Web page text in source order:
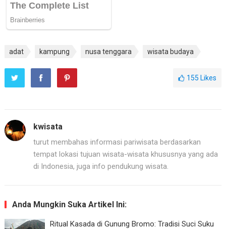
adat kampung nusa tenggara wisata budaya
155Likes
kwisata
turut membahas informasi pariwisata berdasarkan
tempat lokasi tujuan wisata-wisata khususnya yang ada
di Indonesia, juga info pendukung wisata.
Anda Mungkin Suka Artikel Ini:
Ritual Kasada di Gunung Bromo: Tradisi Suci Suku